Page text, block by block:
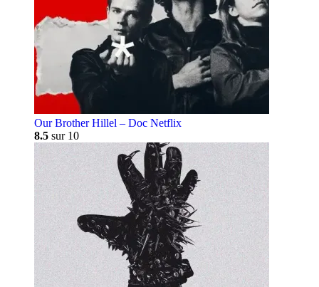
Our Brother Hillel – Doc Netflix
8.5 sur 10